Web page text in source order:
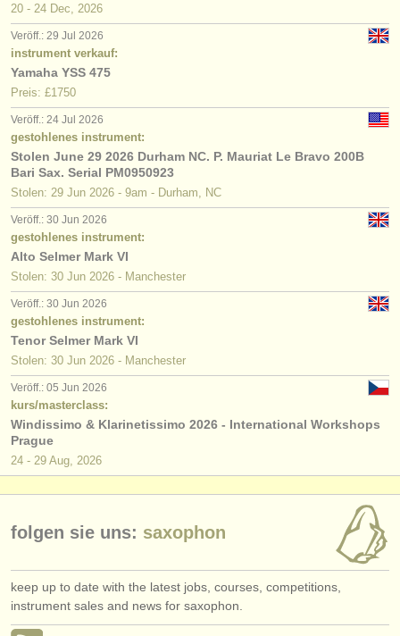
20 - 24 Dec, 2026
Veröff.: 29 Jul 2026
instrument verkauf:
Yamaha YSS 475
Preis: £1750
Veröff.: 24 Jul 2026
gestohlenes instrument:
Stolen June 29 2026 Durham NC. P. Mauriat Le Bravo 200B
Bari Sax. Serial PM0950923
Stolen: 29 Jun 2026 - 9am - Durham, NC
Veröff.: 30 Jun 2026
gestohlenes instrument:
Alto Selmer Mark VI
Stolen: 30 Jun 2026 - Manchester
Veröff.: 30 Jun 2026
gestohlenes instrument:
Tenor Selmer Mark VI
Stolen: 30 Jun 2026 - Manchester
Veröff.: 05 Jun 2026
kurs/masterclass:
Windissimo & Klarinetissimo 2026 - International Workshops
Prague
24 - 29 Aug, 2026
folgen sie uns: saxophon
keep up to date with the latest jobs, courses, competitions,
instrument sales and news for saxophon.